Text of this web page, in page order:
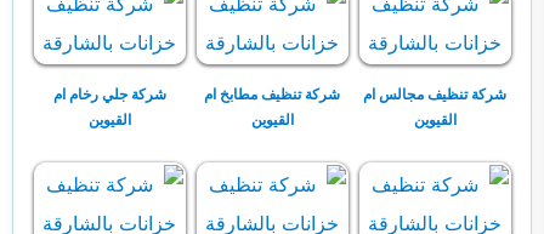
شركة تنظيف مجالس ام
القيوين
شركة تنظيف مطابخ ام
القيوين
شركة جلي رخام ام
القيوين